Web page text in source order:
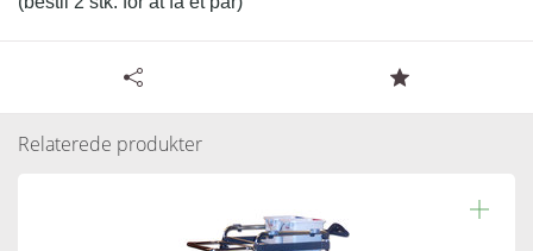
Tilgængelige specifikationer for Vileda Origo 500
Antal pr. kolli:
Relaterede produkter